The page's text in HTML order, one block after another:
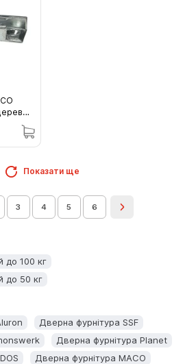
Показати ще
3 4 5 6
до 100 кг
до 50 кг
Дверна фурнітура SSF
Дверна фурнітура Planet
Дверна фурнітура MACO